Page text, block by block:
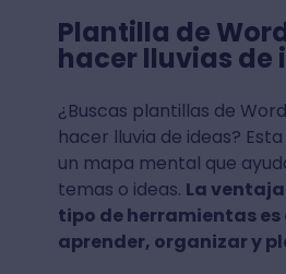
Plantilla de
hacer lluvias de
¿Buscas plantillas de
hacer lluvia de ideas?
un mapa mental que
temas o ideas. La
tipo de herramientas
aprender, organizar y